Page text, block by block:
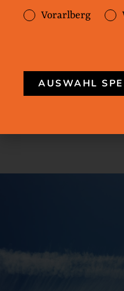
Frauenhaus Spittal an
Vorarlberg
AUSWAHL